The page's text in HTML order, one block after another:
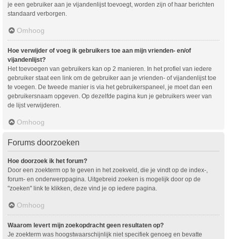
je een gebruiker aan je vijandenlijst toevoegt, worden zijn of haar berichten
standaard verborgen.
Omhoog
Hoe verwijder of voeg ik gebruikers toe aan mijn vrienden- en/of
vijandenlijst?
Het toevoegen van gebruikers kan op 2 manieren. In het profiel van iedere
gebruiker staat een link om de gebruiker aan je vrienden- of vijandenlijst toe
te voegen. De tweede manier is via het gebruikerspaneel, je moet dan een
gebruikersnaam opgeven. Op dezelfde pagina kun je gebruikers weer van
de lijst verwijderen.
Omhoog
Forums doorzoeken
Hoe doorzoek ik het forum?
Door een zoekterm op te geven in het zoekveld, die je vindt op de index-,
forum- en onderwerppagina. Uitgebreid zoeken is mogelijk door op de
"zoeken" link te klikken, deze vind je op iedere pagina.
Omhoog
Waarom levert mijn zoekopdracht geen resultaten op?
Je zoekterm was hoogstwaarschijnlijk niet specifiek genoeg en bevatte